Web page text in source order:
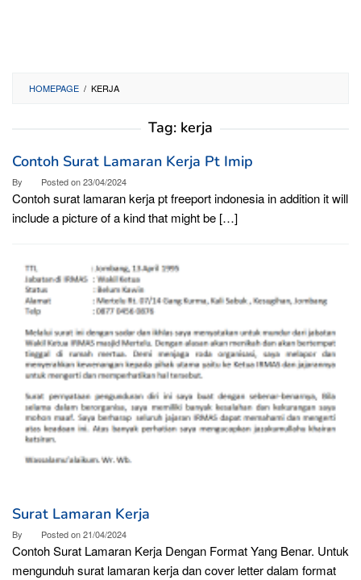
HOMEPAGE / KERJA
Tag: kerja
Contoh Surat Lamaran Kerja Pt Imip
By Posted on23/04/2024
Contoh surat lamaran kerja pt freeport indonesia in addition it will
include a picture of a kind that might be […]
Surat Lamaran Kerja
By Posted on21/04/2024
Contoh Surat Lamaran Kerja Dengan Format Yang Benar. Untuk
mengunduh surat lamaran kerja dan cover letter dalam format